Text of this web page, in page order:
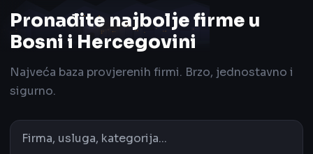
Pronađite najbolje firme u
Bosni i Hercegovini
Najveća baza provjerenih firmi. Brzo, jednostavno i
sigurno.